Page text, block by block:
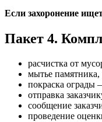
Если захоронение
Пакет 4.
расчистка от
мытье памятника,
покраска ограды
отправка
сообщение
проведение